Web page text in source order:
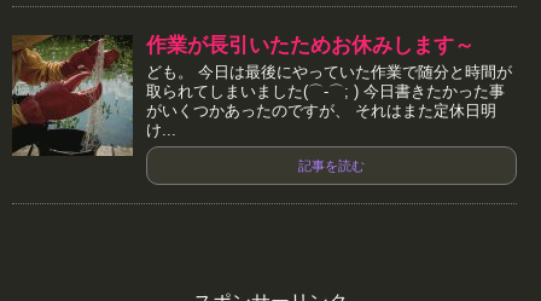
作業が長引いたためお休みします～
ども。 今日は最後にやっていた作業で随分と時間が
取られてしまいました(⌒-⌒; ) 今日書きたかった事
がいくつかあったのですが、 それはまた定休日明
け...
記事を読む